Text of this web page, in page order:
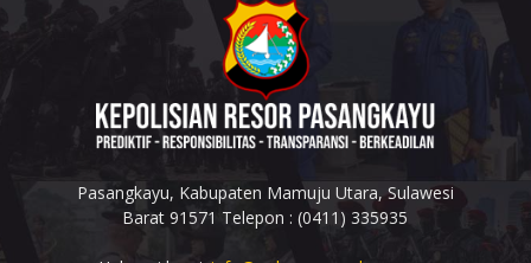
Pasangkayu, Kabupaten Mamuju Utara, Sulawesi
Barat 91571 Telepon : (0411) 335935